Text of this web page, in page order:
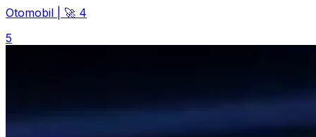
Otomobil
🚀 4
5